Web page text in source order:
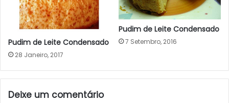
Pudim de Leite Condensado
28 Janeiro, 2017
Pudim de Leite Condensado
7 Setembro, 2016
Deixe um comentário